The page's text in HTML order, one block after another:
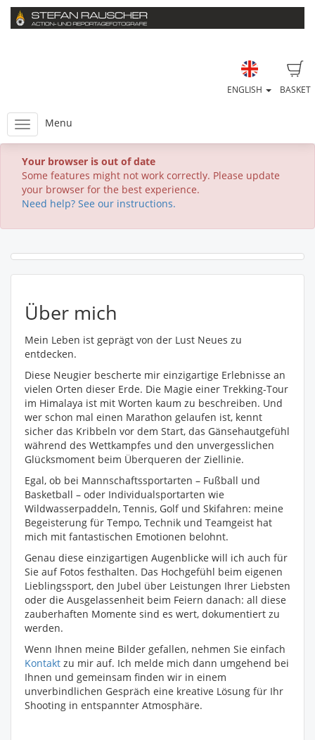
BASKET
ENGLISH
Menu
Your browser is out of date
Some features might not work correctly. Please update
your browser for the best experience.
Need help? See our instructions.
Über mich
Mein Leben ist geprägt von der Lust Neues zu
entdecken.
Diese Neugier bescherte mir einzigartige Erlebnisse an
vielen Orten dieser Erde. Die Magie einer Trekking-Tour
im Himalaya ist mit Worten kaum zu beschreiben. Und
wer schon mal einen Marathon gelaufen ist, kennt
sicher das Kribbeln vor dem Start, das Gänsehautgefühl
während des Wettkampfes und den unvergesslichen
Glücksmoment beim Überqueren der Ziellinie.
Egal, ob bei Mannschaftssportarten – Fußball und
Basketball – oder Individualsportarten wie
Wildwasserpaddeln, Tennis, Golf und Skifahren: meine
Begeisterung für Tempo, Technik und Teamgeist hat
mich mit fantastischen Emotionen belohnt.
Genau diese einzigartigen Augenblicke will ich auch für
Sie auf Fotos festhalten. Das Hochgefühl beim eigenen
Lieblingssport, den Jubel über Leistungen Ihrer Liebsten
oder die Ausgelassenheit beim Feiern danach: all diese
zauberhaften Momente sind es wert, dokumentiert zu
werden.
Wenn Ihnen meine Bilder gefallen, nehmen Sie einfach
Kontakt zu mir auf. Ich melde mich dann umgehend bei
Ihnen und gemeinsam finden wir in einem
unverbindlichen Gespräch eine kreative Lösung für Ihr
Shooting in entspannter Atmosphäre.